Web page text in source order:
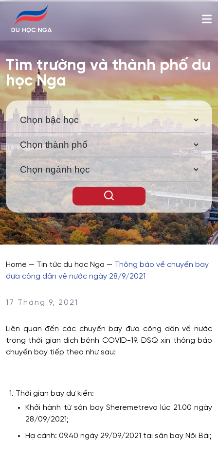
Tìm trường và thành phố du
học Nga
Home — Tin tức du học Nga — Thông báo về chuyến bay
đưa công dân về nước ngày 28/9/2021
17 Tháng 9, 2021
Liên quan đến các chuyến bay đưa công dân về nước
trong thời gian dịch bệnh COVID-19, ĐSQ xin thông báo
chuyến bay tiếp theo như sau:
Thời gian bay dự kiến:
Khởi hành từ sân bay Sheremetrevo lúc 21.00 ngày
28/09/2021;
Hạ cánh: 09.40 ngày 29/09/2021 tại sân bay Nội Bài;